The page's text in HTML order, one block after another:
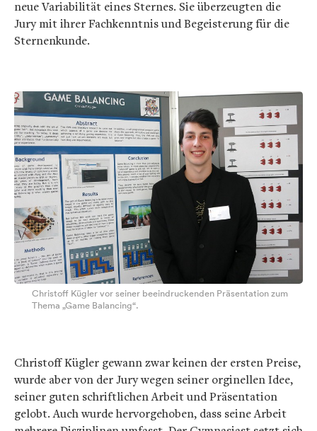
neue Variabilität eines Sternes. Sie überzeugten die
Jury mit ihrer Fachkenntnis und Begeisterung für die
Sternenkunde.
Christoff Kügler vor seiner beeindruckenden Präsentation zum
Thema „Game Balancing“.
Christoff Kügler gewann zwar keinen der ersten Preise,
wurde aber von der Jury wegen seiner orginellen Idee,
seiner guten schriftlichen Arbeit und Präsentation
gelobt. Auch wurde hervorgehoben, dass seine Arbeit